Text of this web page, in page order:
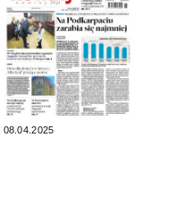
08.04.2025